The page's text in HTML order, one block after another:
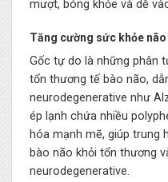
mượt, bóng khỏe và dễ
Tăng cường sức khỏe não
Gốc tự do là những phân
tổn thương tế bào não,
neurodegenerative như
ép lạnh chứa nhiều
hóa mạnh mẽ, giúp trung
bào não khỏi tổn thương
neurodegenerative.